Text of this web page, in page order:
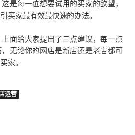
是每一位想要试用的买家的欲望，
买家最有效最快速的办法。
面给大家提出了三点建议，每一点
无论你的网店是新店还是老店都可
家。
运营